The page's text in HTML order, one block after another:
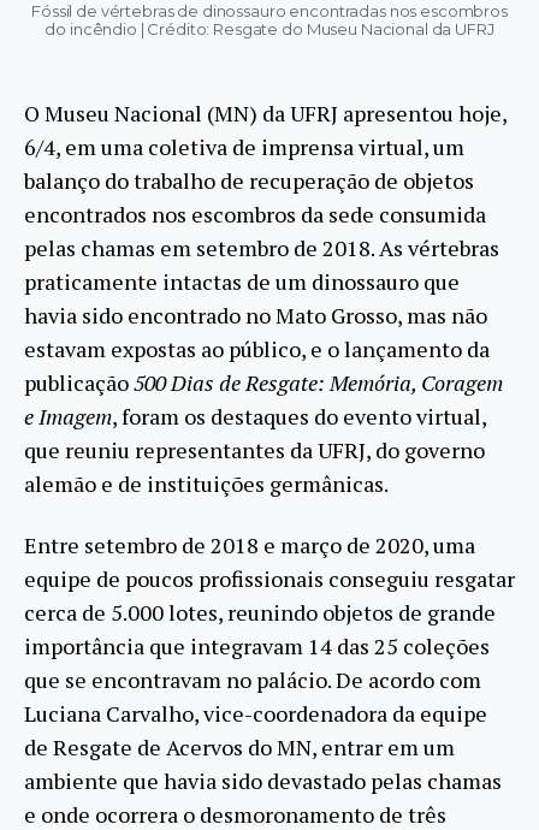
Fóssil de vértebras de dinossauro encontradas nos escombros
do incêndio | Crédito: Resgate do Museu Nacional da UFRJ
O Museu Nacional (MN) da UFRJ apresentou hoje,
6/4, em uma coletiva de imprensa virtual, um
balanço do trabalho de recuperação de objetos
encontrados nos escombros da sede consumida
pelas chamas em setembro de 2018. As vértebras
praticamente intactas de um dinossauro que
havia sido encontrado no Mato Grosso, mas não
estavam expostas ao público, e o lançamento da
publicação500 Dias de Resgate: Memória, Coragem
e Imagem, foram os destaques do evento virtual,
que reuniu representantes da UFRJ, do governo
alemão e de instituições germânicas.
Entre setembro de 2018 e março de 2020, uma
equipe de poucos profissionais conseguiu resgatar
cerca de 5.000 lotes, reunindo objetos de grande
importância que integravam 14 das 25 coleções
que se encontravam no palácio. De acordo com
Luciana Carvalho, vice-coordenadora da equipe
de Resgate de Acervos do MN, entrar em um
ambiente que havia sido devastado pelas chamas
e onde ocorrera o desmoronamento de três